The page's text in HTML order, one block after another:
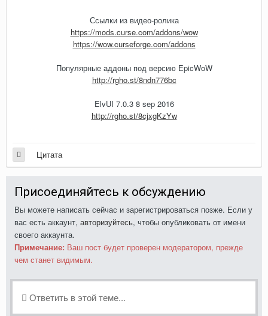
Ссылки из видео-ролика
https://mods.curse.com/addons/wow
https://wow.curseforge.com/addons
Популярные аддоны под версию EpicWoW
http://rgho.st/8ndn776bc
ElvUI 7.0.3 8 sep 2016
http://rgho.st/8cjxgKzYw
Цитата
Присоединяйтесь к обсуждению
Вы можете написать сейчас и зарегистрироваться позже. Если у
вас есть аккаунт, авторизуйтесь, чтобы опубликовать от имени
своего аккаунта.
Примечание: Ваш пост будет проверен модератором, прежде
чем станет видимым.
Ответить в этой теме...